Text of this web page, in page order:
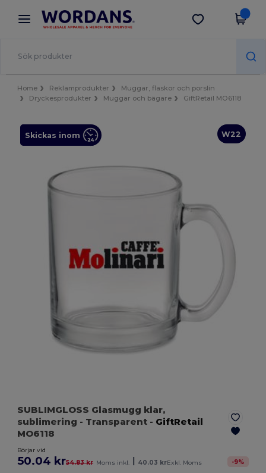
× Wordans-app
Bättre priser i appen!
Hämta app
Home Reklamprodukter
Muggar, flaskor och porslin
Dryckesprodukter
Muggar och bägare GiftRetail MO6118
W22
Skickas inom
SUBLIMGLOSS Glasmugg klar,
sublimering - Transparent - GiftRetail
MO6118
Börjar vid
50.04 kr54.83 kr Moms inkl. 40.03 krExkl. Moms -9%